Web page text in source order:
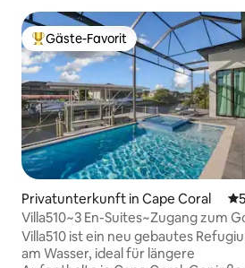
Beliebter Gäste-Favorit.
Gäste-Favorit
Privatunterkunft in Cape Coral
Villa510~3 En-Suites~Zugang zum
beheizter Spa-Pool
Villa510 ist ein neu gebautes
am Wasser, ideal für längere